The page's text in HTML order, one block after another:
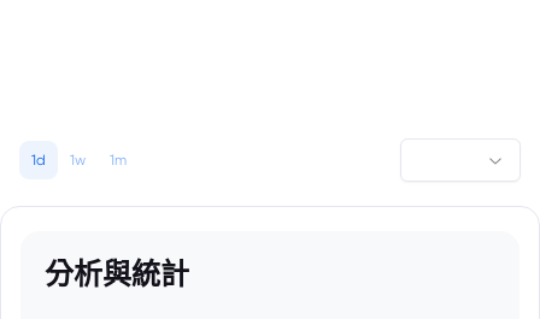
1d 1w 1m
分析與統計